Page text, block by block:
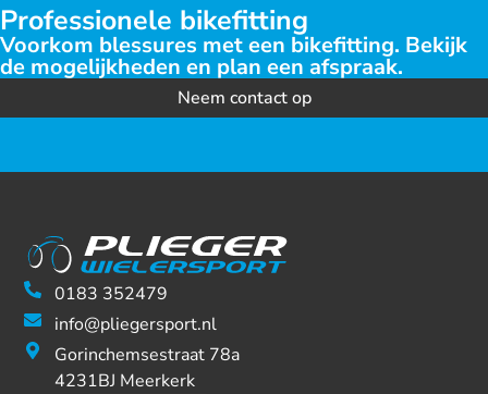
Professionele bikefitting
Voorkom blessures met een bikefitting. Bekijk
de mogelijkheden en plan een afspraak.
Neem contact op
0183 352479
info@pliegersport.nl
Gorinchemsestraat 78a
4231BJ Meerkerk